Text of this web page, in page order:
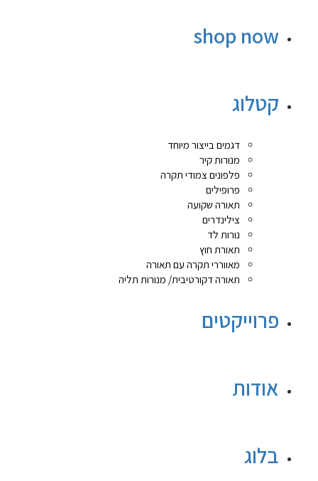
shop now
קטלוג
דגמים בייצור מיוחד
מנורות קיר
פלפונים צמודי תקרה
פרופילים
תאורה שקועה
צילינדרים
נורות לד
תאורת חוץ
מאווררי תקרה עם תאורה
תאורה דקורטיבית/ מנורות תליה
פרוייקטים
אודות
בלוג